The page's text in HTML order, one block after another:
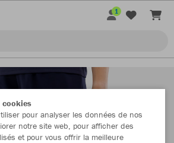
1
cookies
pour analyser les données de nos
notre site web, pour afficher des
et pour vous offrir la meilleure